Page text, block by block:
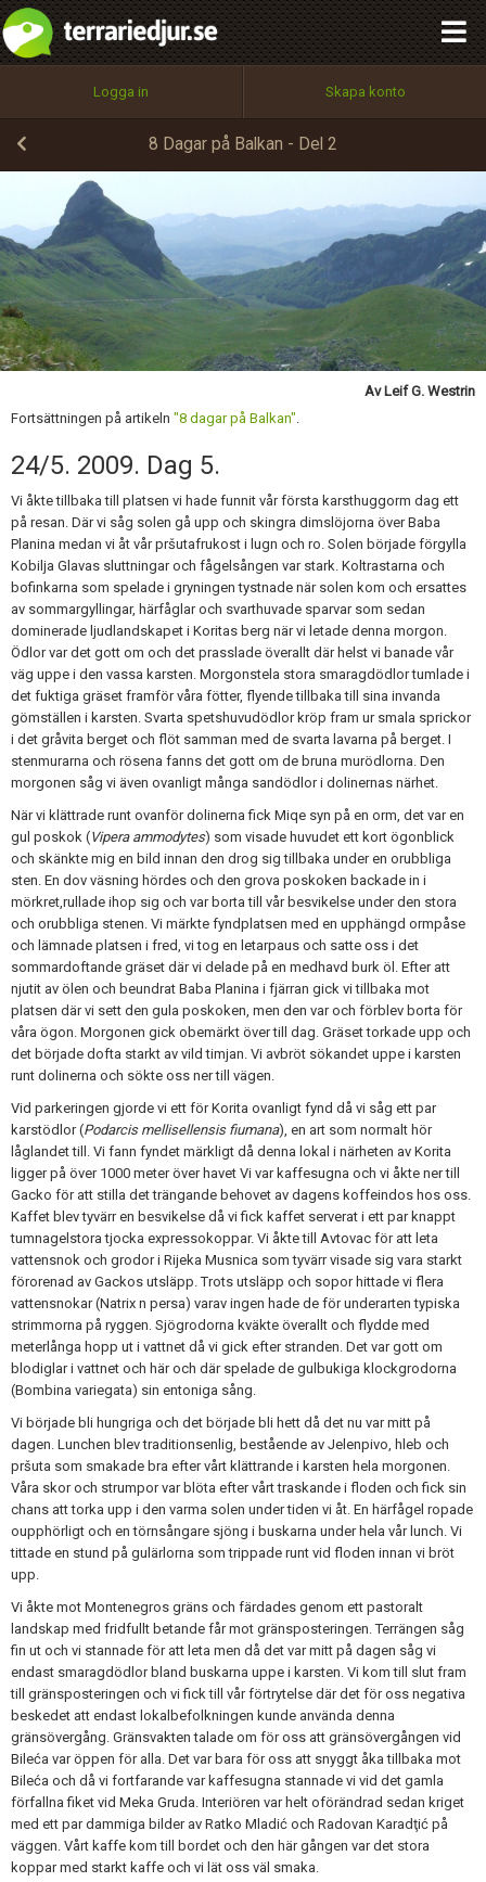
Logga in Skapa konto
8 Dagar på Balkan - Del 2
Av Leif G. Westrin
Fortsättningen på artikeln "8 dagar på Balkan"
24/5. 2009. Dag 5.
Vi åkte tillbaka till platsen vi hade funnit vår första karsthuggorm dag ett
på resan. Där vi såg solen gå upp och skingra dimslöjorna över Baba
Planina medan vi åt vår pršutafrukost i lugn och ro. Solen började förgylla
Kobilja Glavas sluttningar och fågelsången var stark. Koltrastarna och
bofinkarna som spelade i gryningen tystnade när solen kom och ersattes
av sommargyllingar, härfåglar och svarthuvade sparvar som sedan
dominerade ljudlandskapet i Koritas berg när vi letade denna morgon.
Ödlor var det gott om och det prasslade överallt där helst vi banade vår
väg uppe i den vassa karsten. Morgonstela stora smaragdödlor tumlade i
det fuktiga gräset framför våra fötter, flyende tillbaka till sina invanda
gömställen i karsten. Svarta spetshuvudödlor kröp fram ur smala sprickor
i det gråvita berget och flöt samman med de svarta lavarna på berget. I
stenmurarna och rösena fanns det gott om de bruna murödlorna. Den
morgonen såg vi även ovanligt många sandödlor i dolinernas närhet.
När vi klättrade runt ovanför dolinerna fick Miqe syn på en orm, det var en
gul poskok (Vipera ammodytes) som visade huvudet ett kort ögonblick
och skänkte mig en bild innan den drog sig tillbaka under en orubbliga
sten. En dov väsning hördes och den grova poskoken backade in i
mörkret,rullade ihop sig och var borta till vår besvikelse under den stora
och orubbliga stenen. Vi märkte fyndplatsen med en upphängd ormpåse
och lämnade platsen i fred, vi tog en letarpaus och satte oss i det
sommardoftande gräset där vi delade på en medhavd burk öl. Efter att
njutit av ölen och beundrat Baba Planina i fjärran gick vi tillbaka mot
platsen där vi sett den gula poskoken, men den var och förblev borta för
våra ögon. Morgonen gick obemärkt över till dag. Gräset torkade upp och
det började dofta starkt av vild timjan. Vi avbröt sökandet uppe i karsten
runt dolinerna och sökte oss ner till vägen.
Vid parkeringen gjorde vi ett för Korita ovanligt fynd då vi såg ett par
karstödlor (Podarcis mellisellensis fiumana), en art som normalt hör
låglandet till. Vi fann fyndet märkligt då denna lokal i närheten av Korita
ligger på över 1000 meter över havet Vi var kaffesugna och vi åkte ner till
Gacko för att stilla det trängande behovet av dagens koffeindos hos oss.
Kaffet blev tyvärr en besvikelse då vi fick kaffet serverat i ett par knappt
tumnagelstora tjocka expressokoppar. Vi åkte till Avtovac för att leta
vattensnok och grodor i Rijeka Musnica som tyvärr visade sig vara starkt
förorenad av Gackos utsläpp. Trots utsläpp och sopor hittade vi flera
vattensnokar (Natrix n persa) varav ingen hade de för underarten typiska
strimmorna på ryggen. Sjögrodorna kväkte överallt och flydde med
meterlånga hopp ut i vattnet då vi gick efter stranden. Det var gott om
blodiglar i vattnet och här och där spelade de gulbukiga klockgrodorna
(Bombina variegata) sin entoniga sång.
Vi började bli hungriga och det började bli hett då det nu var mitt på
dagen. Lunchen blev traditionsenlig, bestående av Jelenpivo, hleb och
pršuta som smakade bra efter vårt klättrande i karsten hela morgonen.
Våra skor och strumpor var blöta efter vårt traskande i floden och fick sin
chans att torka upp i den varma solen under tiden vi åt. En härfågel ropade
oupphörligt och en törnsångare sjöng i buskarna under hela vår lunch. Vi
tittade en stund på gulärlorna som trippade runt vid floden innan vi bröt
upp.
Vi åkte mot Montenegros gräns och färdades genom ett pastoralt
landskap med fridfullt betande får mot gränsposteringen. Terrängen såg
fin ut och vi stannade för att leta men då det var mitt på dagen såg vi
endast smaragdödlor bland buskarna uppe i karsten. Vi kom till slut fram
till gränsposteringen och vi fick till vår förtrytelse där det för oss negativa
beskedet att endast lokalbefolkningen kunde använda denna
gränsövergång. Gränsvakten talade om för oss att gränsövergången vid
Bileća var öppen för alla. Det var bara för oss att snyggt åka tillbaka mot
Bileća och då vi fortfarande var kaffesugna stannade vi vid det gamla
förfallna fiket vid Meka Gruda. Interiören var helt oförändrad sedan kriget
med ett par dammiga bilder av Ratko Mladić och Radovan Karadţić på
väggen. Vårt kaffe kom till bordet och den här gången var det stora
koppar med starkt kaffe och vi lät oss väl smaka.
Skicka kommentar
Utför
100%
OK
integritetspolicy
Namn:
Epost:
Användarnamn:
Lösenord:
Skapa konto
Begär nytt lösenord
Tillbaka till förstasidan